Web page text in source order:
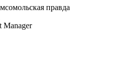
правда
Manager